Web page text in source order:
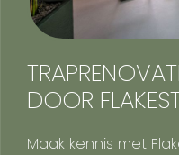
DOOR
Maak kennis met